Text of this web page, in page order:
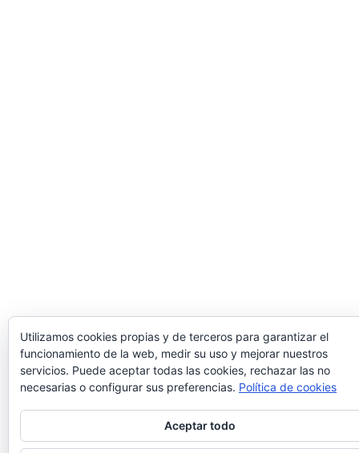
Utilizamos cookies propias y de terceros para garantizar el
funcionamiento de la web, medir su uso y mejorar nuestros
servicios. Puede aceptar todas las cookies, rechazar las no
necesarias o configurar sus preferencias. Política de cookies
Aceptar todo